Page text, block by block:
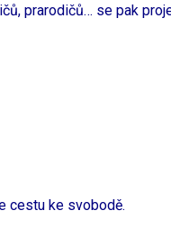
prarodičů… se pak
cestu ke svobodě.